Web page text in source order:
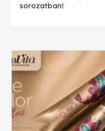
sorozatban!